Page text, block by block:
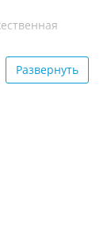
Развернуть